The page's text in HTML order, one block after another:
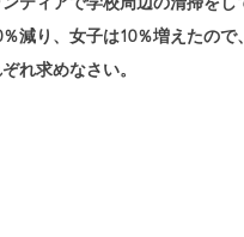
減り、女子は10％増えたの
れ求めなさい。